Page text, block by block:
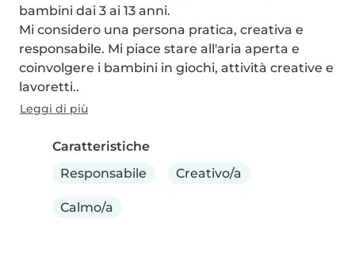
bambini dai 3 ai 13 anni.
Mi considero una persona pratica, creativa e
responsabile. Mi piace stare all'aria aperta e
coinvolgere i bambini in giochi, attività creative e
lavoretti..
Leggi di più
Caratteristiche
Responsabile
Creativo/a
Calmo/a